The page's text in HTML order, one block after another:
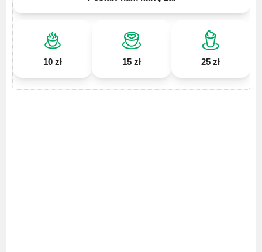
10 zł 15 zł 25 zł